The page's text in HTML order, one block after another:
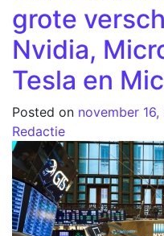
grote
Nvidia,
Tesla en
Posted on november
Redactie